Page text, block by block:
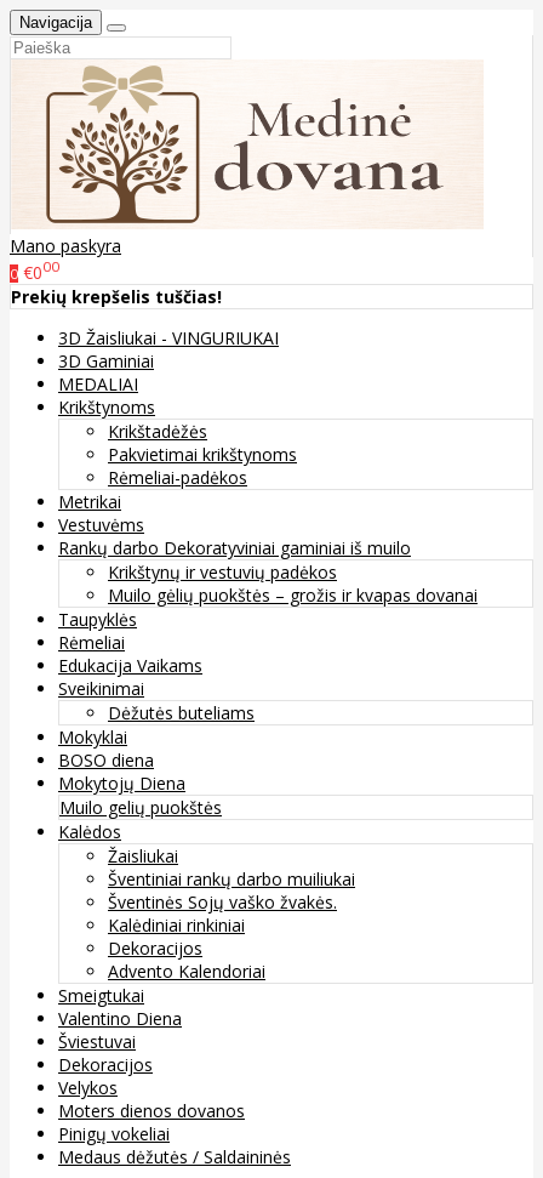
Navigacija
Mano paskyra
0 €000
Prekių krepšelis tuščias!
3D Žaisliukai - VINGURIUKAI
3D Gaminiai
MEDALIAI
Krikštynoms
Krikštadėžės
Pakvietimai krikštynoms
Rėmeliai-padėkos
Metrikai
Vestuvėms
Rankų darbo Dekoratyviniai gaminiai iš muilo
Krikštynų ir vestuvių padėkos
Muilo gėlių puokštės – grožis ir kvapas dovanai
Taupyklės
Rėmeliai
Edukacija Vaikams
Sveikinimai
Dėžutės buteliams
Mokyklai
BOSO diena
Mokytojų Diena
Muilo gelių puokštės
Kalėdos
Žaisliukai
Šventiniai rankų darbo muiliukai
Šventinės Sojų vaško žvakės.
Kalėdiniai rinkiniai
Dekoracijos
Advento Kalendoriai
Smeigtukai
Valentino Diena
Šviestuvai
Dekoracijos
Velykos
Moters dienos dovanos
Pinigų vokeliai
Medaus dėžutės / Saldaininės